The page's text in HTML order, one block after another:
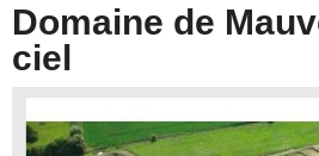
Domaine de
ciel